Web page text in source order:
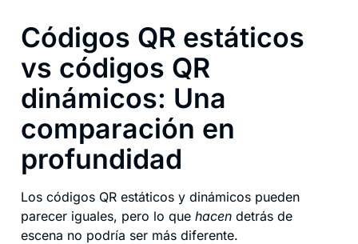
Códigos QR estáticos
vs códigos QR
dinámicos: Una
comparación en
profundidad
Los códigos QR estáticos y dinámicos pueden
parecer iguales, pero lo que hacen detrás de
escena no podría ser más diferente.